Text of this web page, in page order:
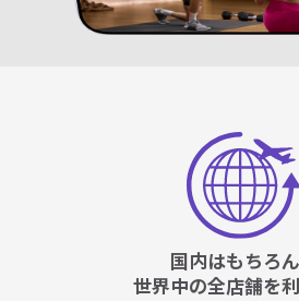
国内はもちろん
世界中の全店舗を